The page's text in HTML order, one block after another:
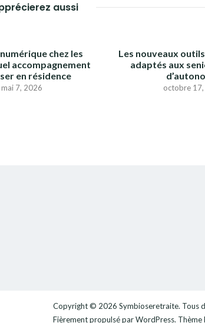
aussi
chez les
accompagnement
en résidence
mai 7, 2026
Les nouveaux
adaptés aux
octobre
Copyright © 2026 Symbioseretraite. Tous
Fièrement propulsé parWordPress. Thème